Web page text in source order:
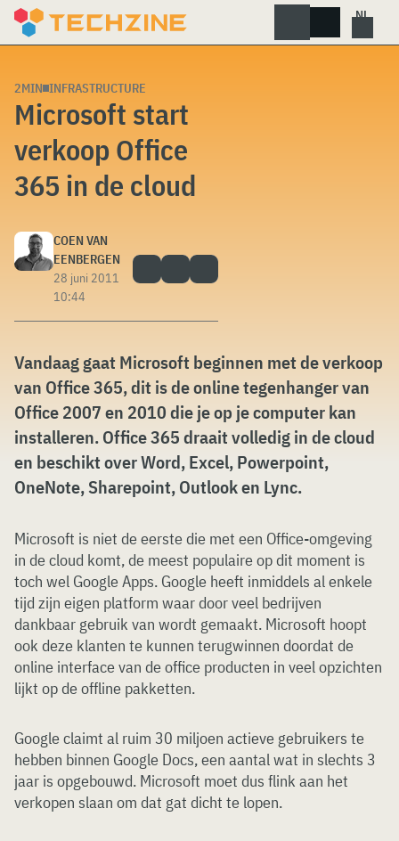
Skip
2MIN INFRASTRUCTURE
Microsoft start
verkoop Office
365 in de cloud
COEN VAN
EENBERGEN
28 juni 2011
10:44
Vandaag gaat Microsoft beginnen met de verkoop
van Office 365, dit is de online tegenhanger van
Office 2007 en 2010 die je op je computer kan
installeren. Office 365 draait volledig in de cloud
en beschikt over Word, Excel, Powerpoint,
OneNote, Sharepoint, Outlook en Lync.
Microsoft is niet de eerste die met een Office-omgeving
in de cloud komt, de meest populaire op dit moment is
toch wel Google Apps. Google heeft inmiddels al enkele
tijd zijn eigen platform waar door veel bedrijven
dankbaar gebruik van wordt gemaakt. Microsoft hoopt
ook deze klanten te kunnen terugwinnen doordat de
online interface van de office producten in veel opzichten
lijkt op de offline pakketten.
Google claimt al ruim 30 miljoen actieve gebruikers te
hebben binnen Google Docs, een aantal wat in slechts 3
jaar is opgebouwd. Microsoft moet dus flink aan het
verkopen slaan om dat gat dicht te lopen.